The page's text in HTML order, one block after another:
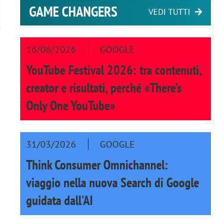
GAME CHANGERS VEDI TUTTI
16/06/2026 GOOGLE
YouTube Festival 2026: tra contenuti,
creator e risultati, perché «There’s
Only One YouTube»
31/03/2026 GOOGLE
Think Consumer Omnichannel:
viaggio nella nuova Search di Google
guidata dall'AI